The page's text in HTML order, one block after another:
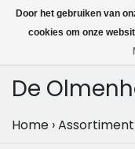
De
Home ›
Door het gebruiken van
cookies om onze